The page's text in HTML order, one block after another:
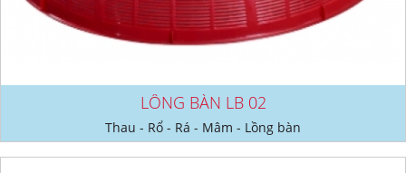
LỒNG BÀN LB 02
Thau - Rổ - Rá - Mâm - Lồng bàn